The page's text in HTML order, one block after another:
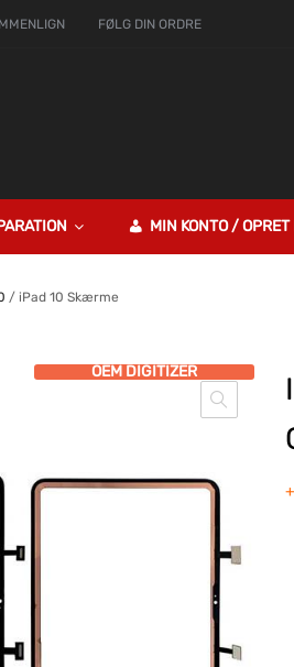
FØLG DIN ORDRE
MIN KONTO / OPRET
/ iPad 10 Skærme
OEM DIGITIZER